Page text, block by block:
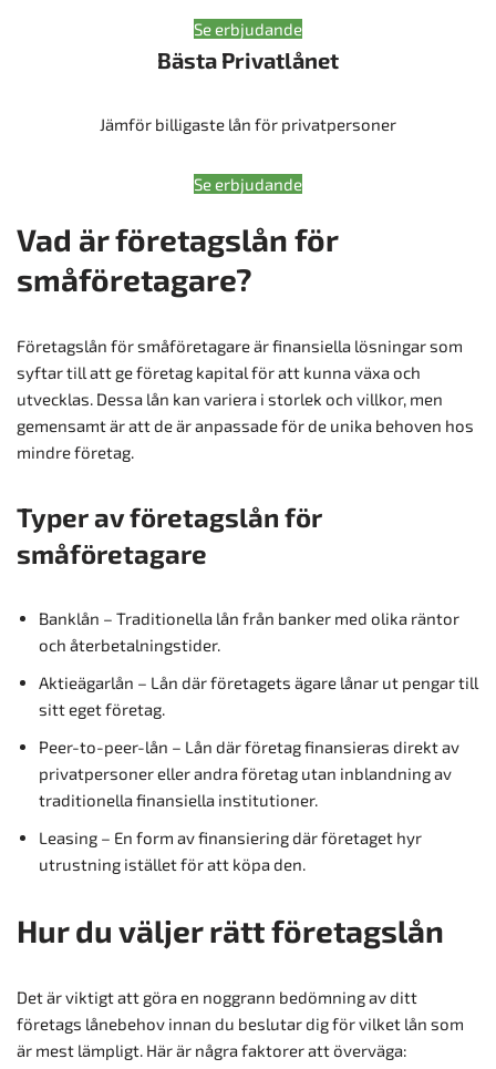
Se erbjudande
Bästa Privatlånet
Jämför billigaste lån för privatpersoner
Se erbjudande
Vad är företagslån för
småföretagare?
Företagslån för småföretagare är finansiella lösningar som
syftar till att ge företag kapital för att kunna växa och
utvecklas. Dessa lån kan variera i storlek och villkor, men
gemensamt är att de är anpassade för de unika behoven hos
mindre företag.
Typer av företagslån för
småföretagare
Banklån – Traditionella lån från banker med olika räntor
och återbetalningstider.
Aktieägarlån – Lån där företagets ägare lånar ut pengar till
sitt eget företag.
Peer-to-peer-lån – Lån där företag finansieras direkt av
privatpersoner eller andra företag utan inblandning av
traditionella finansiella institutioner.
Leasing – En form av finansiering där företaget hyr
utrustning istället för att köpa den.
Hur du väljer rätt företagslån
Det är viktigt att göra en noggrann bedömning av ditt
företags lånebehov innan du beslutar dig för vilket lån som
är mest lämpligt. Här är några faktorer att överväga: